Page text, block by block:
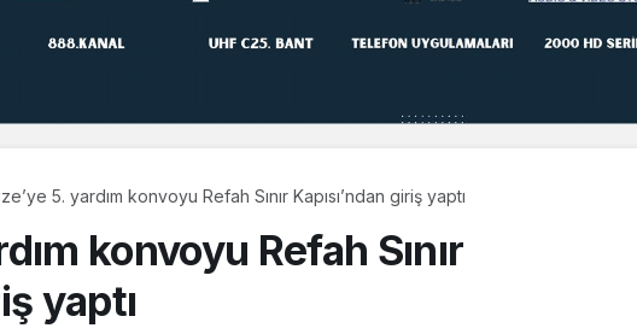
5. yardım konvoyu Refah Sınır Kapısı’ndan giriş yaptı
konvoyu Refah Sınır
yaptı